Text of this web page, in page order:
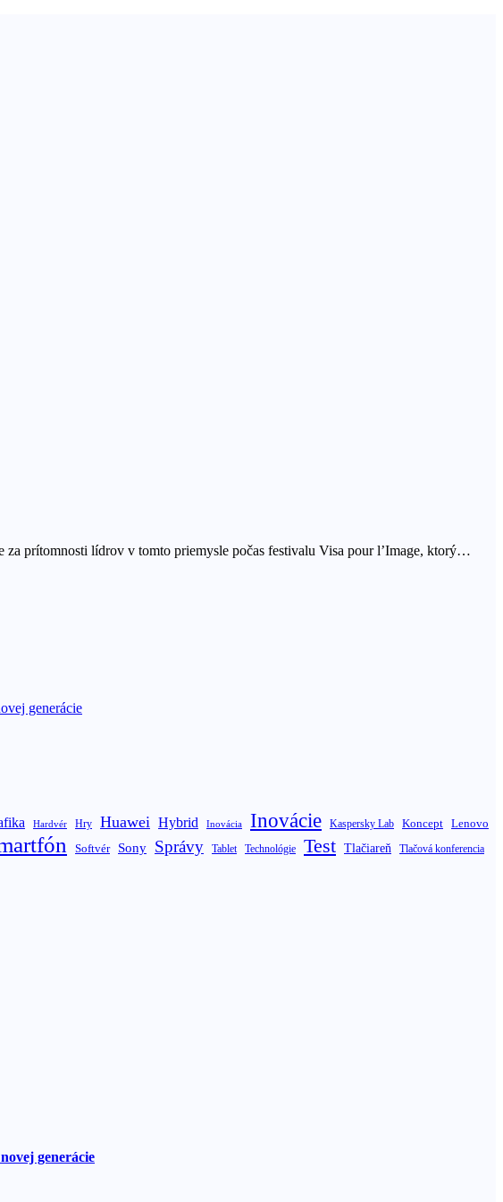
prítomnosti lídrov v tomto priemysle počas festivalu Visa pour l’Image, ktorý…
generácie
Hardvér Hry Huawei Hybrid Inovácia Inovácie Kaspersky Lab Koncept Lenovo
Softvér Sony Správy Tablet Technológie Test Tlačiareň Tlačová konferencia
generácie